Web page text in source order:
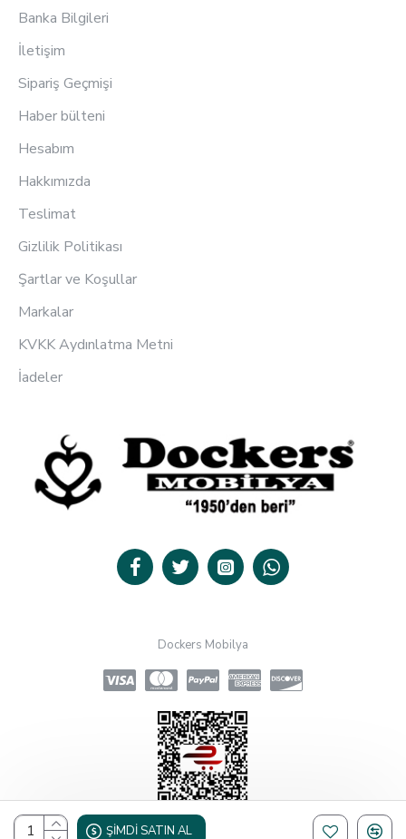
ŞIMDI SATIN AL
Banka Bilgileri
İletişim
Sipariş Geçmişi
Haber bülteni
Hesabım
Hakkımızda
Teslimat
Gizlilik Politikası
Şartlar ve Koşullar
Markalar
KVKK Aydınlatma Metni
İadeler
Dockers Mobilya